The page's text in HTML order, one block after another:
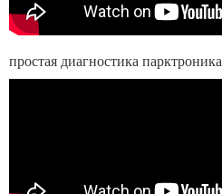
простая диагностика парктроника